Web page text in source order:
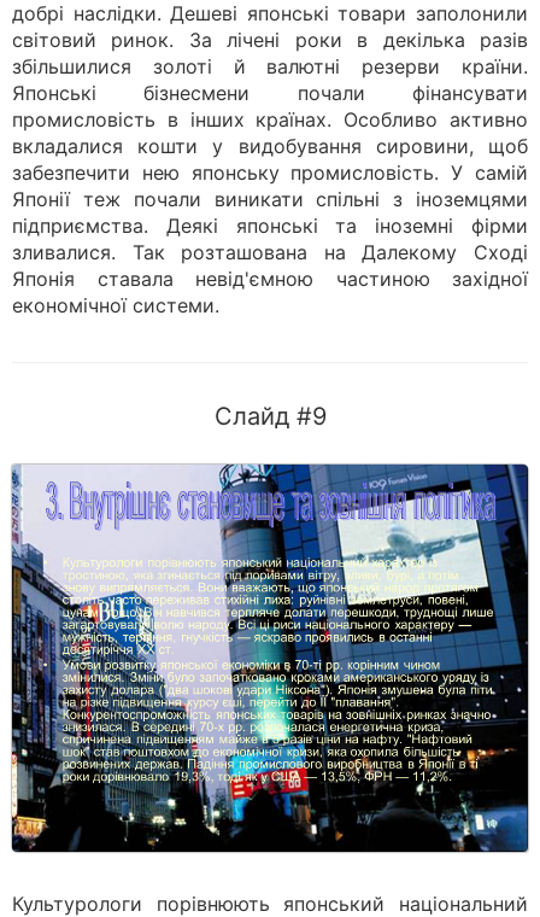
добрі наслідки. Дешеві японські товари заполонили
світовий ринок. За лічені роки в декілька разів
збільшилися золоті й валютні резерви країни.
Японські бізнесмени почали фінансувати
промисловість в інших країнах. Особливо активно
вкладалися кошти у видобування сировини, щоб
забезпечити нею японську промисловість. У самій
Японії теж почали виникати спільні з іноземцями
підприємства. Деякі японські та іноземні фірми
зливалися. Так розташована на Далекому Сході
Японія ставала невід'ємною частиною західної
економічної системи.
Слайд #9
Культурологи порівнюють японський національний